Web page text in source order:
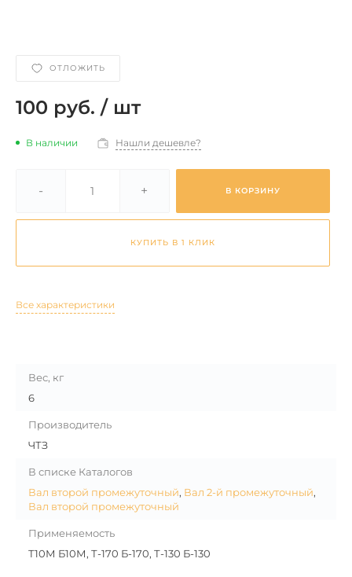
ОТЛОЖИТЬ
100 руб. / шт
В наличии Нашли дешевле?
- + В КОРЗИНУ
КУПИТЬ В 1 КЛИК
Все характеристики
Вес, кг
6
Производитель
ЧТЗ
В списке Каталогов
Вал второй промежуточный, Вал 2-й промежуточный,
Вал второй промежуточный
Применяемость
Т10М Б10М, Т-170 Б-170, Т-130 Б-130